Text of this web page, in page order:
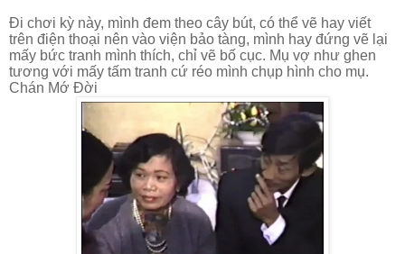
Đi chơi kỳ này, mình đem theo cây bút, có thể vẽ hay viết
trên điện thoại nên vào viện bảo tàng, mình hay đứng vẽ lại
mấy bức tranh mình thích, chỉ vẽ bố cục. Mụ vợ như ghen
tương với mấy tấm tranh cứ réo mình chụp hình cho mụ.
Chán Mớ Đời